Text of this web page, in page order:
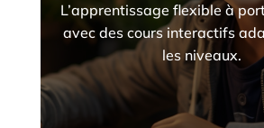
L’apprentissage flexible à
avec des cours interactifs
les niveaux.